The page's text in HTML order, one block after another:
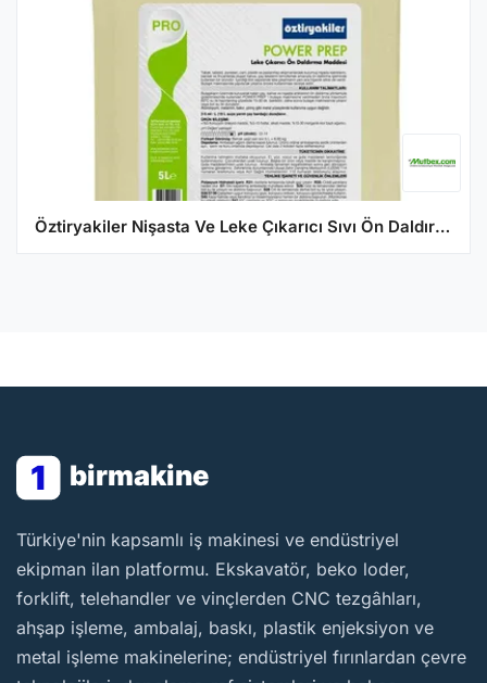
Öztiryakiler Nişasta Ve Leke Çıkarıcı Sıvı Ön Daldırma Maddesi, Power Prep, 5 lt
1 birmakine
BirMakine
Türkiye'nin kapsamlı iş makinesi ve endüstriyel
ekipman ilan platformu. Ekskavatör, beko loder,
forklift, telehandler ve vinçlerden CNC tezgâhları,
ahşap işleme, ambalaj, baskı, plastik enjeksiyon ve
metal işleme makinelerine; endüstriyel fırınlardan çevre